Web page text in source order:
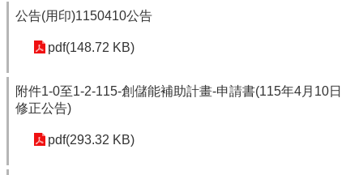
公告(用印)1150410公告
pdf(148.72 KB)
附件1-0至1-2-115-創儲能補助計畫-申請書(115年4月10日
修正公告)
pdf(293.32 KB)